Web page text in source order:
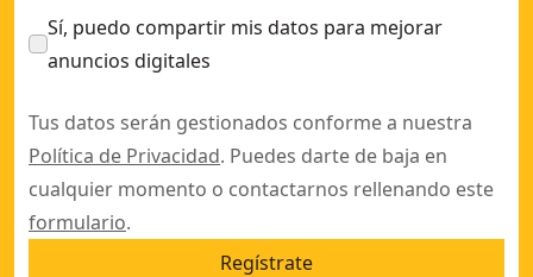
Sí, puedo compartir mis datos para mejorar
anuncios digitales
Tus datos serán gestionados conforme a nuestra
Política de Privacidad. Puedes darte de baja en
cualquier momento o contactarnos rellenando este
formulario.
Regístrate